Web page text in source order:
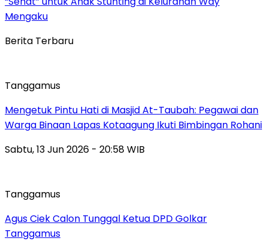
Mengaku
Berita Terbaru
Tanggamus
Mengetuk Pintu Hati di Masjid At-Taubah: Pegawai dan
Warga Binaan Lapas Kotaagung Ikuti Bimbingan Rohani
Sabtu, 13 Jun 2026 - 20:58 WIB
Tanggamus
Agus Ciek Calon Tunggal Ketua DPD Golkar
Tanggamus